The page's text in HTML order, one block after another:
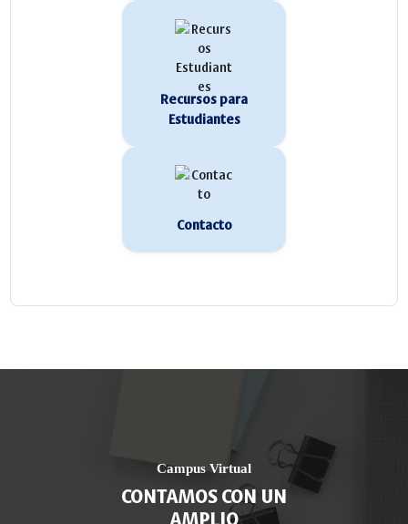
Recursos para
Estudiantes
Contacto
Campus Virtual
CONTAMOS CON UN
AMPLIO